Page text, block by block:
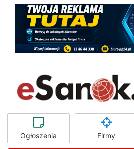
Ogłoszenia Firmy